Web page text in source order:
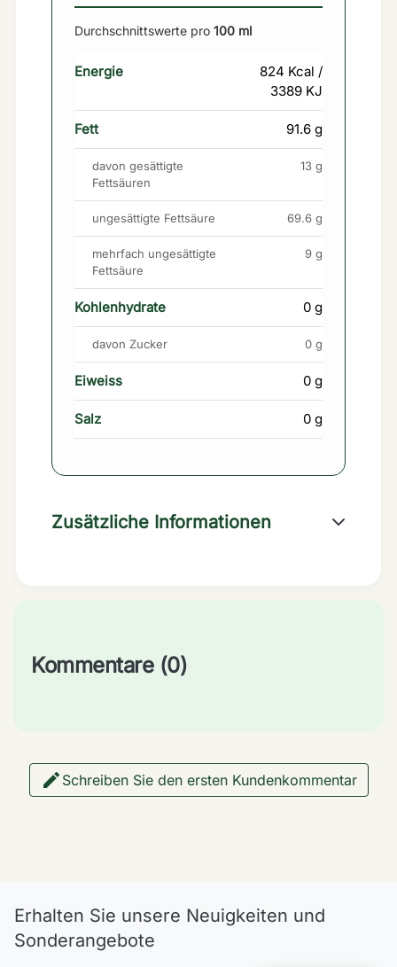
Durchschnittswerte pro 100 ml
Energie
824 Kcal /
3389 KJ
Fett 91.6 g
davon gesättigte
Fettsäuren
13 g
ungesättigte Fettsäure 69.6 g
mehrfach ungesättigte
Fettsäure
9 g
Kohlenhydrate 0 g
davon Zucker 0 g
Eiweiss 0 g
Salz 0 g
Zusätzliche Informationen
Kommentare (0)
 Schreiben Sie den ersten Kundenkommentar
Erhalten Sie unsere Neuigkeiten und
Sonderangebote